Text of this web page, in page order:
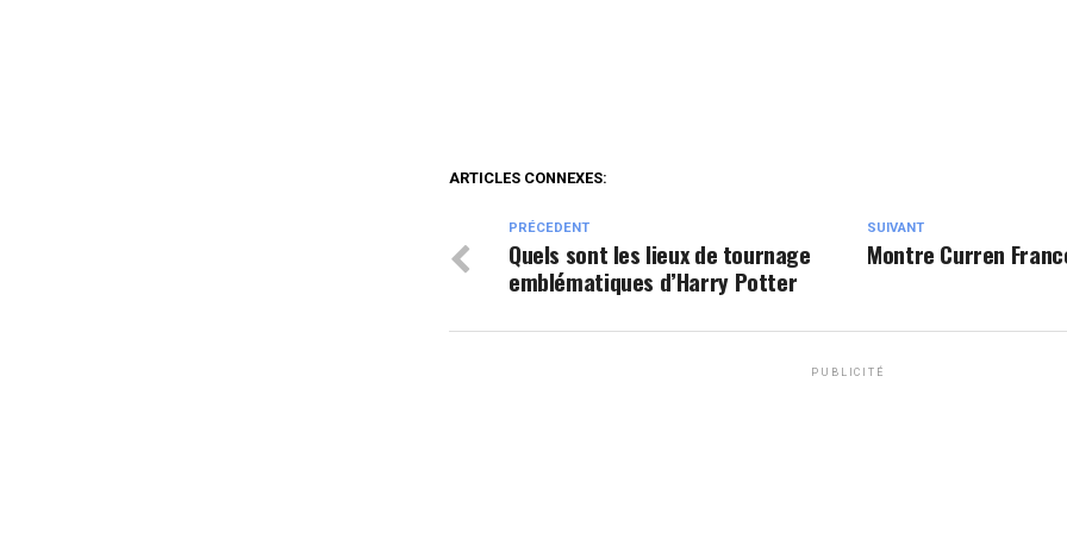
ARTICLES CONNEXES:
SUIVANT
Montre Curren
PRÉCEDENT
Quels sont les lieux de tournage
emblématiques d’Harry Potter
PUBLICITÉ